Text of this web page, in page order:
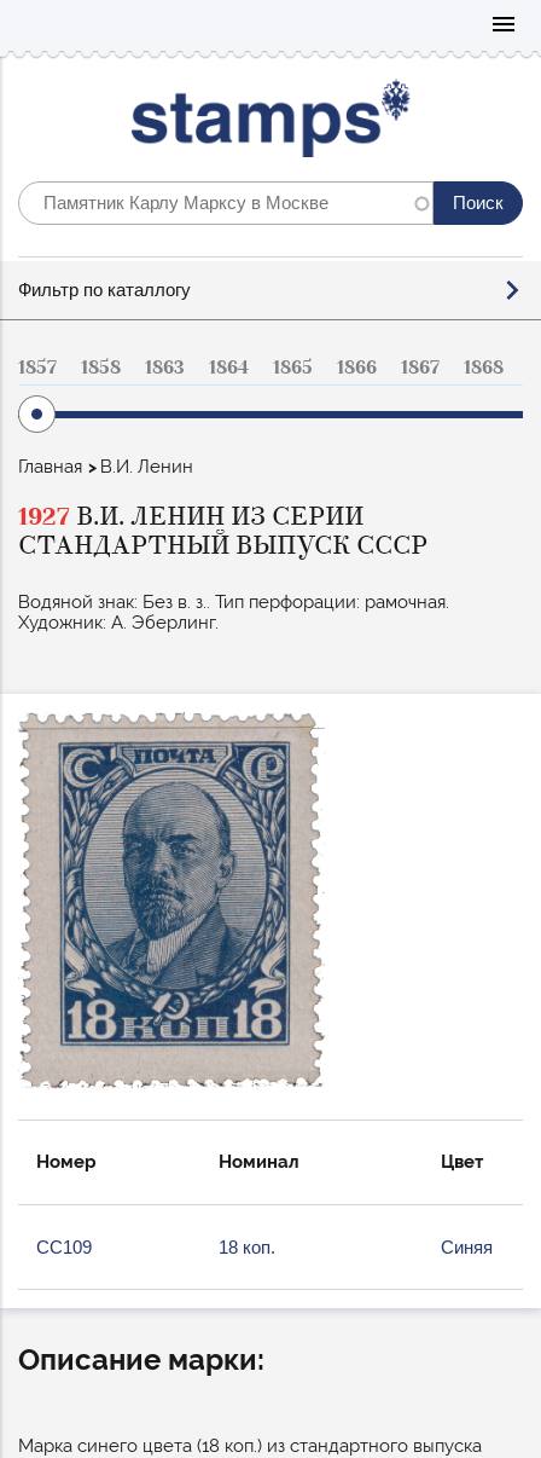
menu
по
Фильтр по каталлогу
1857 1858 1863 1864 1865 1866 1867 1868
Строка
Главная В.И. Ленин
1927 В.И. ЛЕНИН ИЗ СЕРИИ
СТАНДАРТНЫЙ ВЫПУСК СССР
Водяной знак: Без в. з.. Тип перфорации: рамочная.
Художник: А. Эберлинг.
Номер Номинал Цвет
СС109 18 коп. Синяя
Описание марки:
Марка синего цвета (18 коп.) из стандартного выпуска